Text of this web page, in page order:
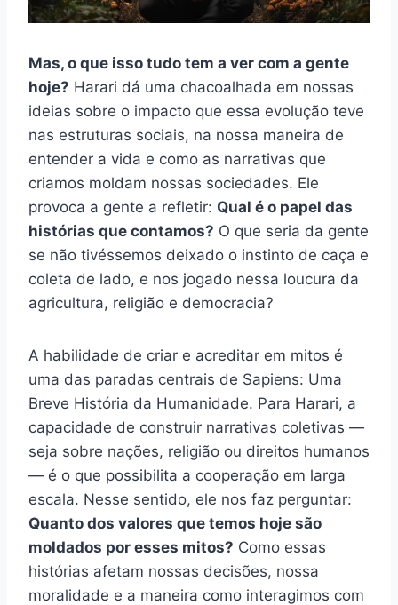
Mas, o que isso tudo tem a ver com a gente
hoje? Harari dá uma chacoalhada em nossas
ideias sobre o impacto que essa evolução teve
nas estruturas sociais, na nossa maneira de
entender a vida e como as narrativas que
criamos moldam nossas sociedades. Ele
provoca a gente a refletir: Qual é o papel das
histórias que contamos? O que seria da gente
se não tivéssemos deixado o instinto de caça e
coleta de lado, e nos jogado nessa loucura da
agricultura, religião e democracia?
A habilidade de criar e acreditar em mitos é
uma das paradas centrais de Sapiens: Uma
Breve História da Humanidade. Para Harari, a
capacidade de construir narrativas coletivas —
seja sobre nações, religião ou direitos humanos
— é o que possibilita a cooperação em larga
escala. Nesse sentido, ele nos faz perguntar:
Quanto dos valores que temos hoje são
moldados por esses mitos? Como essas
histórias afetam nossas decisões, nossa
moralidade e a maneira como interagimos com